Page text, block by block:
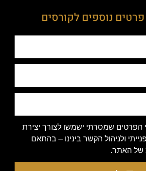
נוספים לקורסים
הפרטים שמסרתי ישמשו לצורך יצירת
ולניהול הקשר בינינו – בהתאם
של האתר.